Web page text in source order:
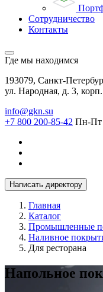
Сотрудничество
Контакты
Где мы находимся
193079, Санкт-
ул. Народная, д. 3,
info@gkn.su
+7 800 200-85-42 Пн-Пт
Написать директору
Главная
Каталог
Промышленные
Наливное
Для ресторана
Напольное